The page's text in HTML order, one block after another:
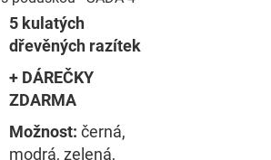
5 kulatých
dřevěných razítek
+ DÁREČKY
ZDARMA
Možnost: černá,
modrá, zelená,